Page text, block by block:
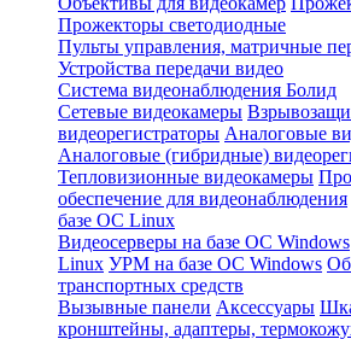
Прожекторы светодиодные
Пульты управления, матричные
Устройства передачи видео
Система видеонаблюдения Болид
Сетевые видеокамеры
видеорегистраторы Аналоговые
Аналоговые (гибридные)
Тепловизионные видеокамеры
обеспечение для видеонаблюдения
базе ОС Linux
Видеосерверы на базе ОС Windows
Linux УРМ на базе ОС Windows
транспортных средств
Вызывные панели Аксессуары
кронштейны, адаптеры,